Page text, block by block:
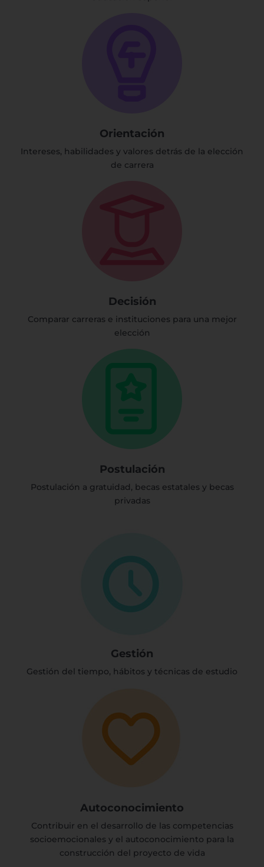
Orientación
Intereses, habilidades y valores detrás de la elección
de carrera
Decisión
Comparar carreras e instituciones para una mejor
elección
Postulación
Postulación a gratuidad, becas estatales y becas
privadas
Gestión
Gestión del tiempo, hábitos y técnicas de estudio
Autoconocimiento
Contribuir en el desarrollo de las competencias
socioemocionales y el autoconocimiento para la
construcción del proyecto de vida